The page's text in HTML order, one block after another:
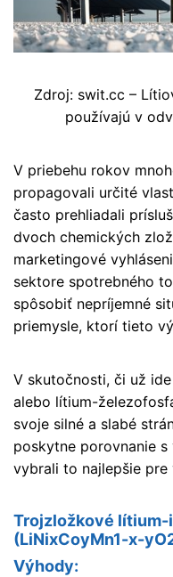
Zdroj: swit.cc –
používajú v
V priebehu rokov
propagovali určité
často prehliadali
dvoch chemických
marketingové
sektore spotrebného
spôsobiť nepríjemné
priemysle, ktorí tieto
V skutočnosti, či už
alebo lítium-
svoje silné a slabé
poskytne porovnanie
vybrali to najlepšie pre
Trojzložkové lítium-
(LiNixCoyMn1-x-
Výhody: